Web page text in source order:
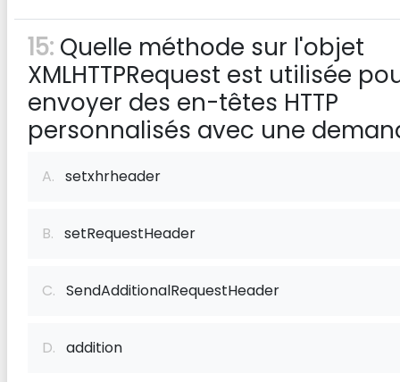
15: Quelle méthode sur l'objet
XMLHTTPRequest est utilisée
envoyer des en-têtes HTTP
personnalisés avec une
A. setxhrheader
B. setRequestHeader
C. SendAdditionalRequestHeader
D. addition